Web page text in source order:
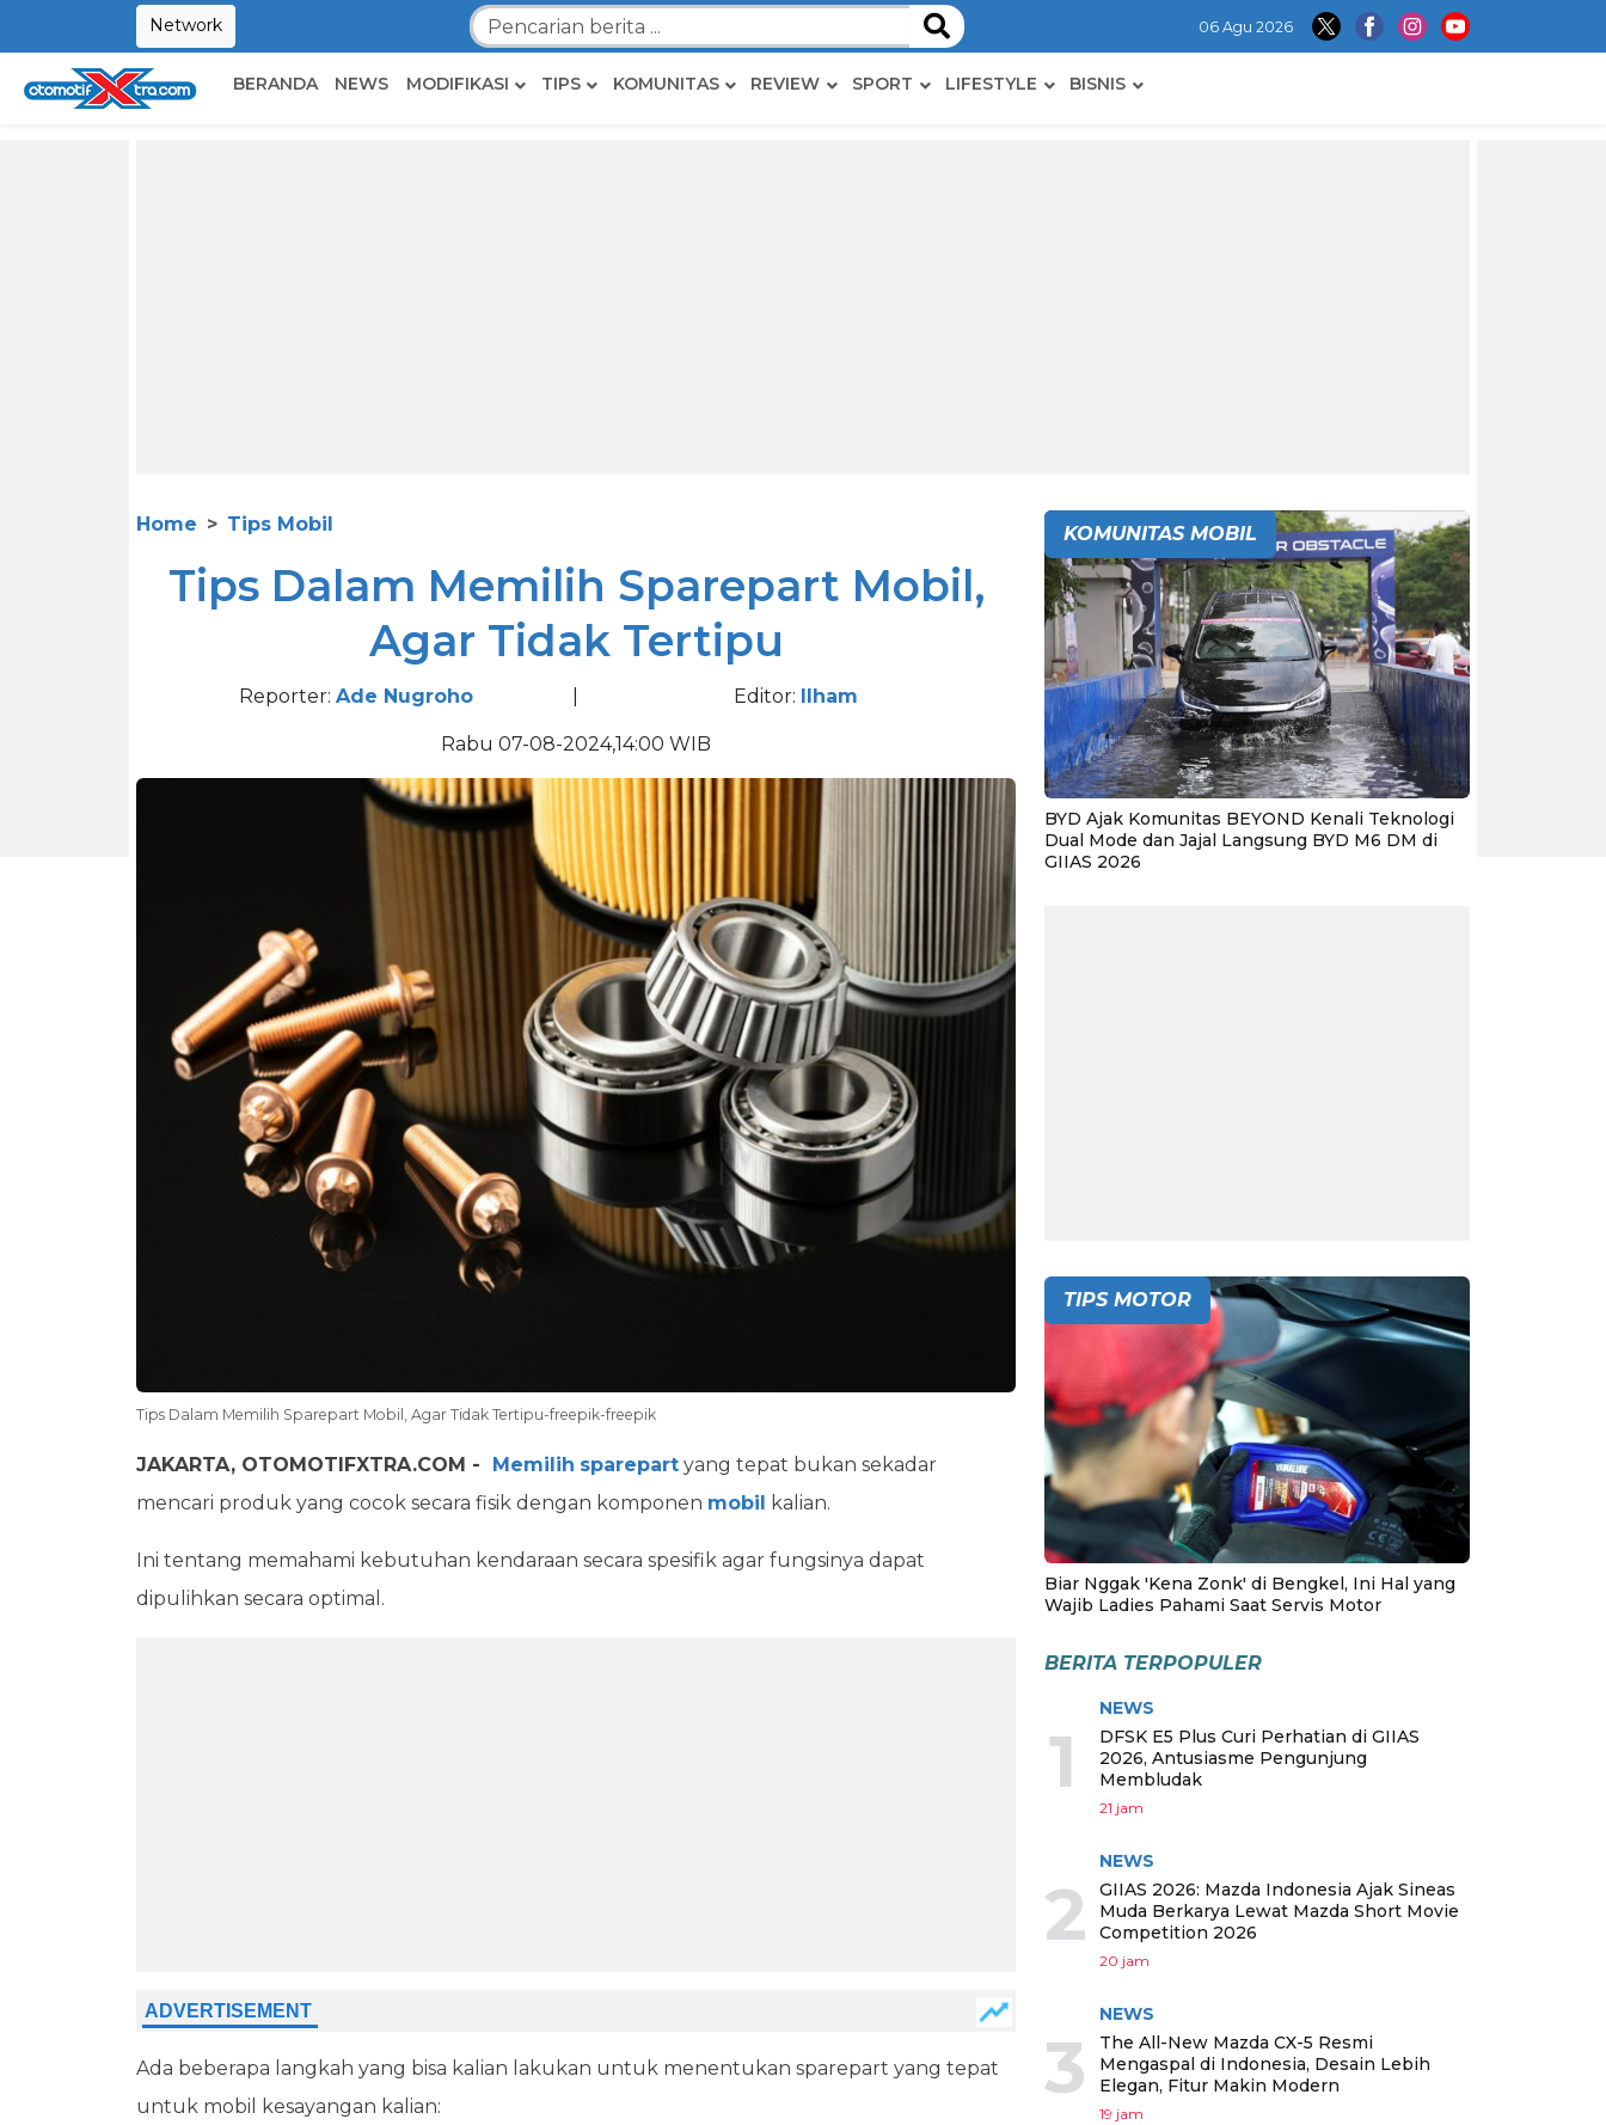
Network 06 Agu 2026
BERANDA NEWS MODIFIKASI TIPS KOMUNITAS REVIEW SPORT LIFESTYLE BISNIS
Home Tips Mobil
Tips Dalam Memilih Sparepart Mobil,
Agar Tidak Tertipu
Reporter: Ade Nugroho Editor: Ilham
Rabu 07-08-2024,14:00 WIB
Tips Dalam Memilih Sparepart Mobil, Agar Tidak Tertipu-freepik-freepik
JAKARTA, OTOMOTIFXTRA.COM - Memilih sparepart yang tepat bukan sekadar
mencari produk yang cocok secara fisik dengan komponen mobil kalian.
Ini tentang memahami kebutuhan kendaraan secara spesifik agar fungsinya dapat
dipulihkan secara optimal.
Ada beberapa langkah yang bisa kalian lakukan untuk menentukan sparepart yang tepat
untuk mobil kesayangan kalian:
KOMUNITAS MOBIL
BYD Ajak Komunitas BEYOND Kenali Teknologi
Dual Mode dan Jajal Langsung BYD M6 DM di
GIIAS 2026
TIPS MOTOR
Biar Nggak 'Kena Zonk' di Bengkel, Ini Hal yang
Wajib Ladies Pahami Saat Servis Motor
BERITA TERPOPULER
1
NEWS
DFSK E5 Plus Curi Perhatian di GIIAS
2026, Antusiasme Pengunjung
Membludak
21 jam
2
NEWS
GIIAS 2026: Mazda Indonesia Ajak Sineas
Muda Berkarya Lewat Mazda Short Movie
Competition 2026
20 jam
3
NEWS
The All-New Mazda CX-5 Resmi
Mengaspal di Indonesia, Desain Lebih
Elegan, Fitur Makin Modern
19 jam